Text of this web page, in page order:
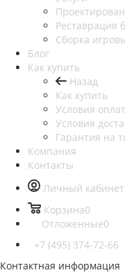
Реставрация
Сборка
Блог
Как купить
Назад
Как купить
Условия
Условия
Гарантия на
Компания
Контакты
Личный кабинет
Корзина0
Отложенные0
+7 (495) 374-72-66
Контактная информация